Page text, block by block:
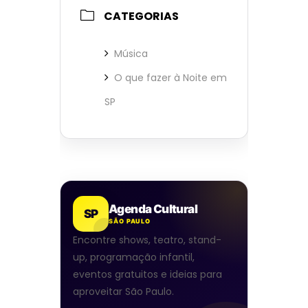
CATEGORIAS
Música
O que fazer à Noite em
SP
SP Agenda Cultural
SÃO PAULO
Encontre shows, teatro, stand-
up, programação infantil,
eventos gratuitos e ideias para
aproveitar São Paulo.